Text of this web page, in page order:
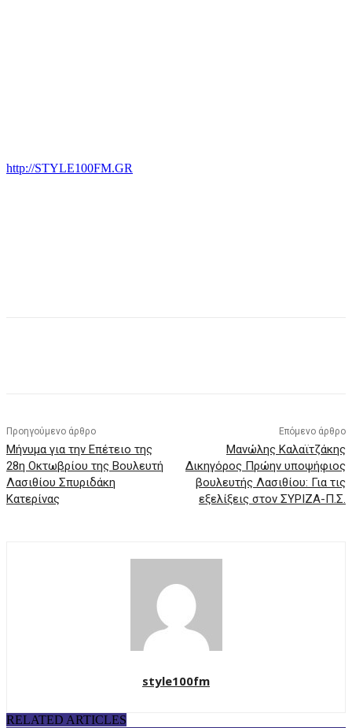
http://STYLE100FM.GR
Προηγούμενο άρθρο
Μήνυμα για την Επέτειο της
28η Οκτωβρίου της Βουλευτή
Λασιθίου Σπυριδάκη
Κατερίνας
Επόμενο άρθρο
Μανώλης Καλαϊτζάκης
Δικηγόρος Πρώην υποψήφιος
βουλευτής Λασιθίου: Για τις
εξελίξεις στον ΣΥΡΙΖΑ-Π.Σ.
style100fm
RELATED ARTICLES